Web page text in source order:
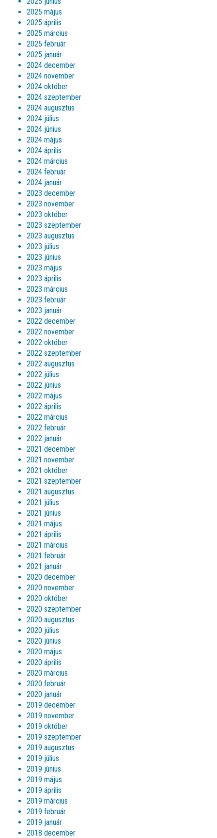
2025 május
2025 április
2025 március
2025 február
2025 január
2024 december
2024 november
2024 október
2024 szeptember
2024 augusztus
2024 július
2024 június
2024 május
2024 április
2024 március
2024 február
2024 január
2023 december
2023 november
2023 október
2023 szeptember
2023 augusztus
2023 július
2023 június
2023 május
2023 április
2023 március
2023 február
2023 január
2022 december
2022 november
2022 október
2022 szeptember
2022 augusztus
2022 július
2022 június
2022 május
2022 április
2022 március
2022 február
2022 január
2021 december
2021 november
2021 október
2021 szeptember
2021 augusztus
2021 július
2021 június
2021 május
2021 április
2021 március
2021 február
2021 január
2020 december
2020 november
2020 október
2020 szeptember
2020 augusztus
2020 július
2020 június
2020 május
2020 április
2020 március
2020 február
2020 január
2019 december
2019 november
2019 október
2019 szeptember
2019 augusztus
2019 július
2019 június
2019 május
2019 április
2019 március
2019 február
2019 január
2018 december